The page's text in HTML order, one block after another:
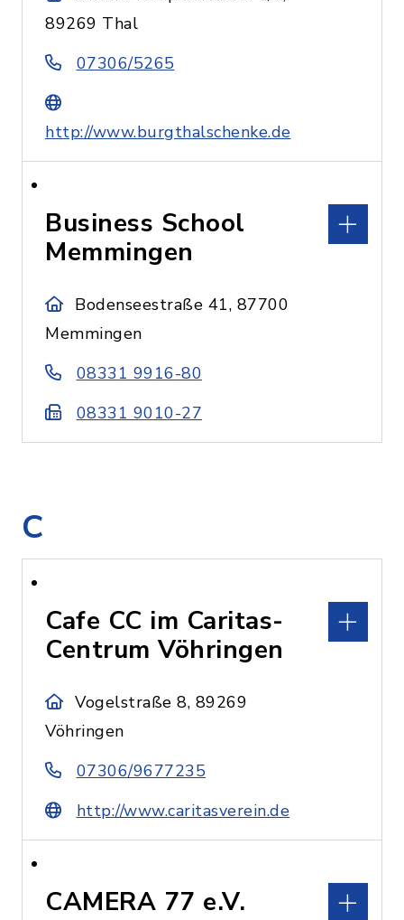
89269 Thal
07306/5265
http://www.burgthalschenke.de
Business School
Memmingen
Bodenseestraße 41, 87700
Memmingen
08331 9916-80
08331 9010-27
C
Cafe CC im Caritas-
Centrum Vöhringen
Vogelstraße 8, 89269
Vöhringen
07306/9677235
http://www.caritasverein.de
CAMERA 77 e.V.